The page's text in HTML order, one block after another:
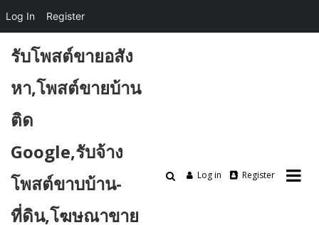
content
รับโพสต์ขายอสัง
หา,โพสต์ขายบ้าน
ติด
Google,รับจ้าง
โพสต์ขาบบ้าน-
ที่ดิน,โฆษณาขาย
Log in Register
Log In Register